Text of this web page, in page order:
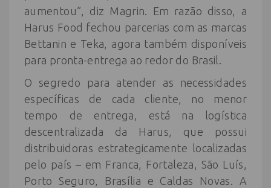
aumentou”, diz Magrin. Em razão disso, a
Harus Food fechou parcerias com as marcas
Bettanin e Teka, agora também disponíveis
para pronta-entrega ao redor do Brasil.
O segredo para atender as necessidades
específicas de cada cliente, no menor
tempo de entrega, está na logística
descentralizada da Harus, que possui
distribuidoras estrategicamente localizadas
pelo país – em Franca, Fortaleza, São Luís,
Porto Seguro, Brasília e Caldas Novas. A